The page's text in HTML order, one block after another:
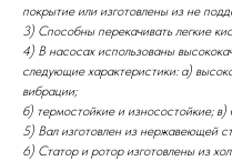
покрытие или изготовлены из не
3) Способны перекачивать легкие
4) В насосах использованы
следующие характеристики: а)
вибрации;
б) термостойкие и износостойкие;
5) Вал изготовлен из нержавеющей
6) Статор и ротор изготовлены из